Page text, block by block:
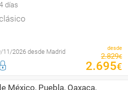
días
11/2026 desde Madrid desde
2.829€
2.695€
México, Puebla, Oaxaca,